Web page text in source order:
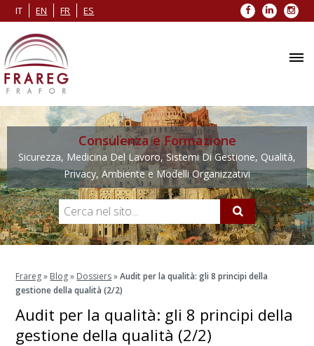
IT EN FR ES Facebook
LinkedIn
Consulenza e Formazione
Sicurezza, Medicina Del Lavoro, Sistemi Di Gestione, Qualità,
Privacy, Ambiente e Modelli Organizzativi
Frareg» Blog» Dossiers»Audit per la qualità: gli 8 principi della
gestione della qualità (2/2)
Audit per la qualità: gli 8 principi della
gestione della qualità (2/2)